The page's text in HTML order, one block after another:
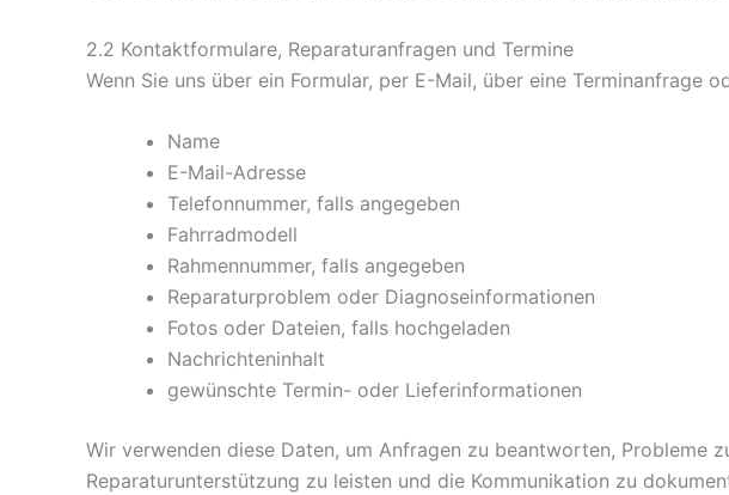
2.2 Kontaktformulare, Reparaturanfragen und Termine
Wenn Sie uns über ein Formular, per E-Mail, über eine
Name
E-Mail-Adresse
Telefonnummer, falls angegeben
Fahrradmodell
Rahmennummer, falls angegeben
Reparaturproblem oder Diagnoseinformationen
Fotos oder Dateien, falls hochgeladen
Nachrichteninhalt
gewünschte Termin- oder Lieferinformationen
Wir verwenden diese Daten, um Anfragen zu beantworten, Probleme
Reparaturunterstützung zu leisten und die Kommunikation zu